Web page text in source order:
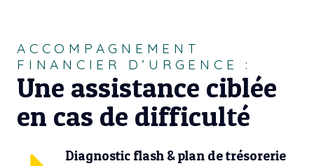
ACCOMPAGNEMENT
FINANCIER D’URGENCE :
Une assistance ciblée
en cas de difficulté
Diagnostic flash & plan de trésorerie